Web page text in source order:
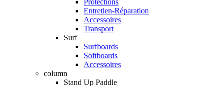
Protections
Entretien-Réparation
Accessoires
Transport
Surf
Surfboards
Softboards
Accessoires
column
Stand Up Paddle